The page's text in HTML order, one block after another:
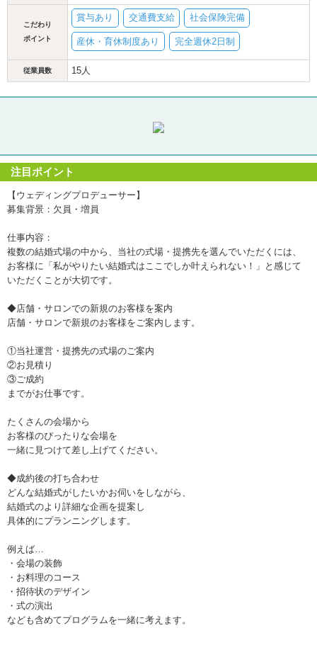
こだわり
ポイント
賞与あり 交通費支給 社会保険完備
産休・育休制度あり 完全週休2日制
従業員数 15人
注目ポイント
【ウェディングプロデューサー】
募集背景：欠員・増員
仕事内容：
複数の結婚式場の中から、当社の式場・提携先を選んでいただくには、
お客様に「私がやりたい結婚式はここでしか叶えられない！」と感じて
いただくことが大切です。
◆店舗・サロンでの新規のお客様を案内
店舗・サロンで新規のお客様をご案内します。
①当社運営・提携先の式場のご案内
②お見積り
③ご成約
までがお仕事です。
たくさんの会場から
お客様のぴったりな会場を
一緒に見つけて差し上げてください。
◆成約後の打ち合わせ
どんな結婚式がしたいかお伺いをしながら、
結婚式のより詳細な企画を提案し
具体的にプランニングします。
例えば…
・会場の装飾
・お料理のコース
・招待状のデザイン
・式の演出
なども含めてプログラムを一緒に考えます。